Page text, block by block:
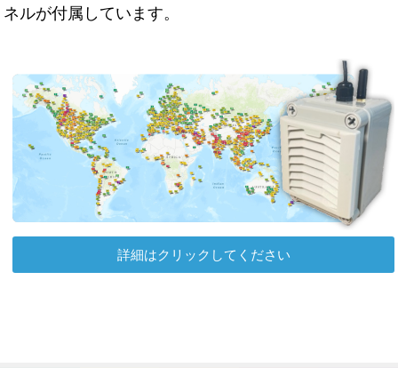
ネルが付属しています。
詳細はクリックしてください